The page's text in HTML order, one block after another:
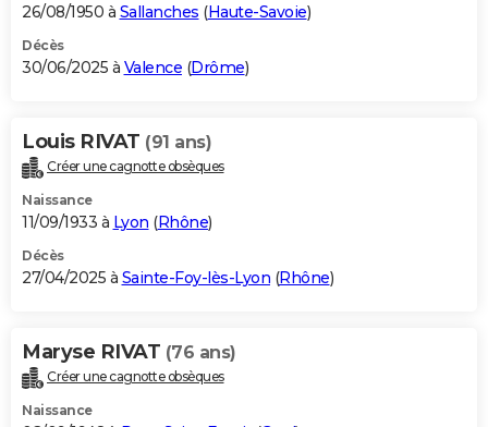
26/08/1950 à Sallanches (Haute-Savoie)
Décès
30/06/2025 à Valence (Drôme)
Louis RIVAT (91 ans)
Créer une cagnotte obsèques
Naissance
11/09/1933 à Lyon (Rhône)
Décès
27/04/2025 à Sainte-Foy-lès-Lyon (Rhône)
Maryse RIVAT (76 ans)
Créer une cagnotte obsèques
Naissance